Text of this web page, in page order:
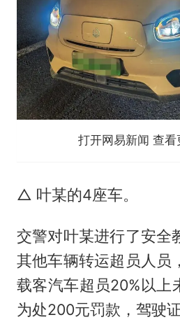
打开网易新闻 查看
△ 叶某的4座车。
交警对叶某进行了安全
其他车辆转运超员人员
载客汽车超员20%以上
为处200元罚款，驾驶